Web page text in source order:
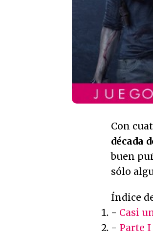
Con
década
buen
sólo
Índice
- Casi
- Parte I